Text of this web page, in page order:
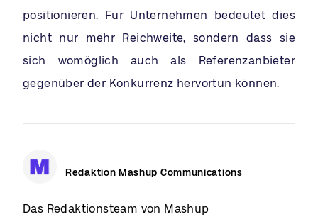
positionieren. Für Unternehmen bedeutet dies
nicht nur mehr Reichweite, sondern dass sie
sich womöglich auch als Referenzanbieter
gegenüber der Konkurrenz hervortun können.
Redaktion Mashup Communications
Das Redaktionsteam von Mashup